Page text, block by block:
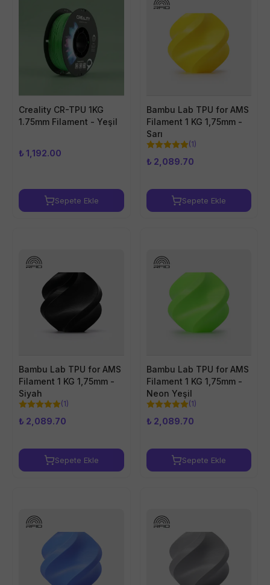
Creality CR-TPU 1KG
1.75mm Filament - Yeşil
₺ 1,192.00
Sepete Ekle
Bambu Lab TPU for AMS
Filament 1 KG 1,75mm -
Sarı
(1)
₺ 2,089.70
Sepete Ekle
Bambu Lab TPU for AMS
Filament 1 KG 1,75mm -
Siyah
(1)
₺ 2,089.70
Sepete Ekle
Bambu Lab TPU for AMS
Filament 1 KG 1,75mm -
Neon Yeşil
(1)
₺ 2,089.70
Sepete Ekle